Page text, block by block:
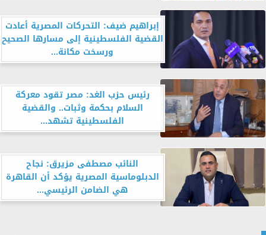
إبراهيم ضيف: التحركات المصرية أعادت
القضية الفلسطينية إلى مسارها الصحيح
ورسخت مكانة...
رئيس حزب الغد: مصر تقود معركة
السلام بحكمة وثبات.. والقضية
الفلسطينية تشهد...
النائب مصطفى مزيرق: نجاح
الدبلوماسية المصرية يؤكد أن القاهرة
هي الضامن الرئيسي...